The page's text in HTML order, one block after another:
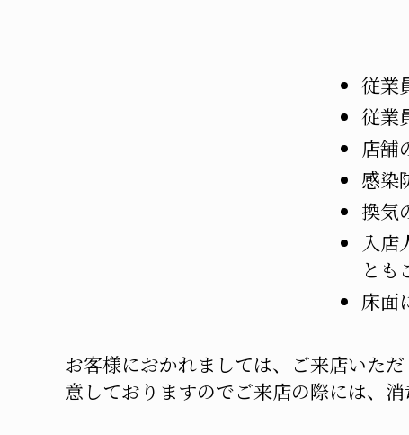
従業
従業
店舗
感染
換気
入店
とも
床面
お客様におかれましては、ご来店いた
意しておりますのでご来店の際には、消